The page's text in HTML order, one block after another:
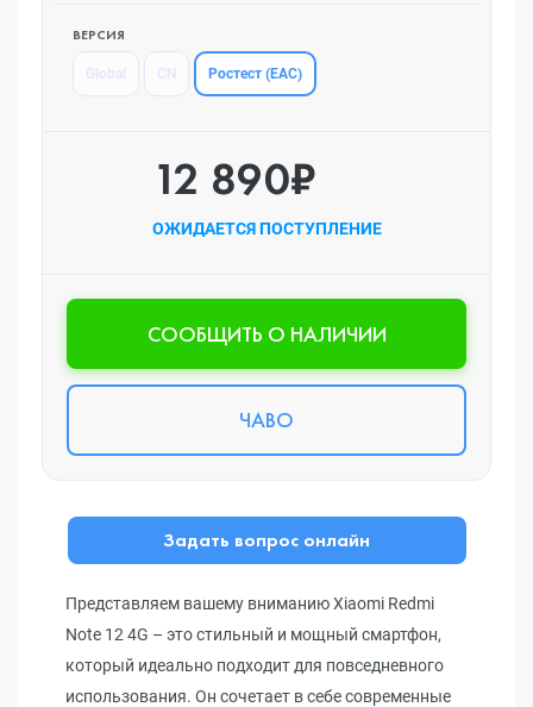
ВЕРСИЯ
Ростест (EAC)
12 890₽
ОЖИДАЕТСЯ ПОСТУПЛЕНИЕ
CООБЩИТЬ О НАЛИЧИИ
ЧАВО
Задать вопрос онлайн
Представляем вашему вниманию Xiaomi Redmi
Note 12 4G – это стильный и мощный смартфон,
который идеально подходит для повседневного
использования. Он сочетает в себе современные